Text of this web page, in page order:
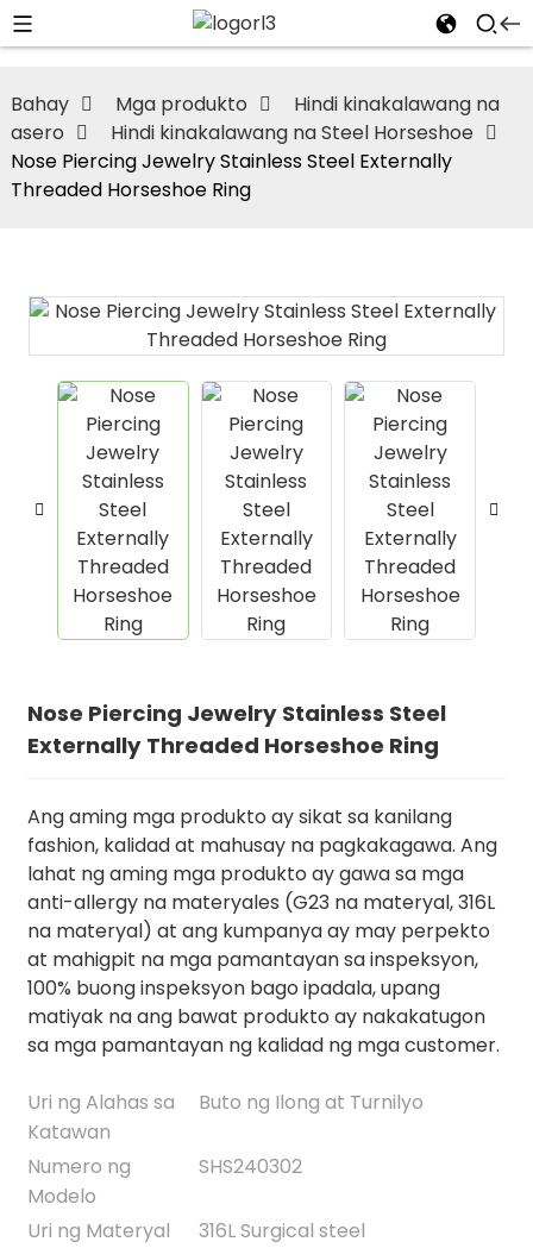
Bahay Mga produkto
Hindi kinakalawang na
asero
Hindi kinakalawang na Steel Horseshoe
Nose Piercing Jewelry Stainless Steel Externally
Threaded Horseshoe Ring
Nose Piercing Jewelry Stainless Steel
Externally Threaded Horseshoe Ring
Ang aming mga produkto ay sikat sa kanilang
fashion, kalidad at mahusay na pagkakagawa. Ang
lahat ng aming mga produkto ay gawa sa mga
anti-allergy na materyales (G23 na materyal, 316L
na materyal) at ang kumpanya ay may perpekto
at mahigpit na mga pamantayan sa inspeksyon,
100% buong inspeksyon bago ipadala, upang
matiyak na ang bawat produkto ay nakakatugon
sa mga pamantayan ng kalidad ng mga customer.
Uri ng Alahas sa
Katawan
Buto ng Ilong at Turnilyo
Numero ng
Modelo
SHS240302
Uri ng Materyal
316L Surgical steel